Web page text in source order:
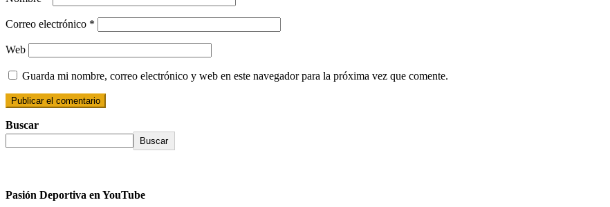
Correo electrónico *
Web
Guarda mi nombre, correo electrónico y web en este navegador para la próxima vez que comente.
Buscar
Buscar
Pasión Deportiva en YouTube